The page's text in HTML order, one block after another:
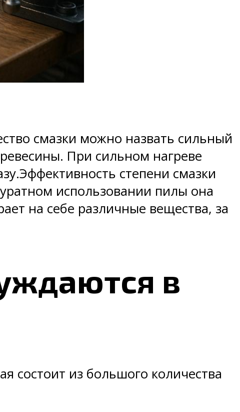
смазки можно назвать сильный
При сильном нагреве
степени смазки
использовании пилы она
на себе различные вещества, за
в
состоит из большого количества